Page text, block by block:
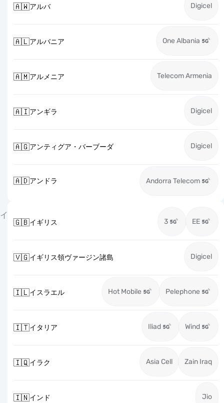
🇦🇼アルバ Digicel
🇦🇱アルバニア One Albania
🇦🇲アルメニア Telecom Armenia
🇦🇮アンギラ Digicel
🇦🇬アンティグア・バーブーダ Digicel
🇦🇩アンドラ Andorra Telecom
イ
🇬🇧イギリス 3 EE
🇻🇬イギリス領ヴァージン諸島 Digicel
🇮🇱イスラエル Hot Mobile Pelephone
🇮🇹イタリア Iliad Wind
🇮🇶イラク Asia Cell Zain Iraq
🇮🇳インド Jio